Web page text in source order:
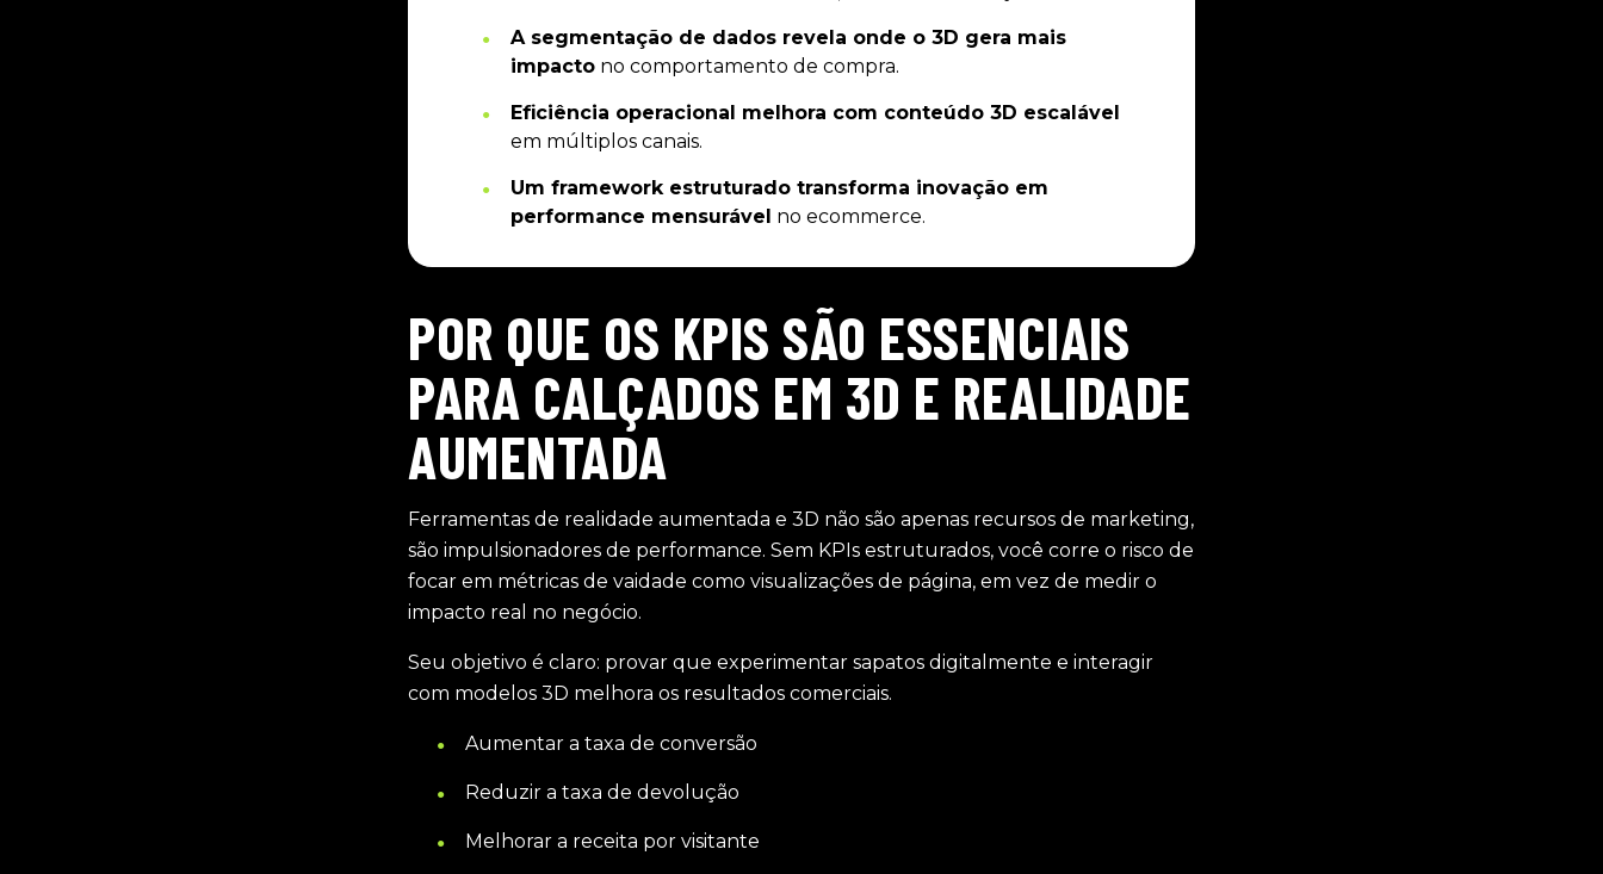
A segmentação de dados revela onde o 3D gera mais
impactono comportamento de compra.
Eficiência operacional melhora com conteúdo 3D escalável
em múltiplos canais.
Um framework estruturado transforma inovação em
performance mensurável no ecommerce.
POR QUE OS KPIS SÃO ESSENCIAIS
PARA CALÇADOS EM 3D E REALIDADE
AUMENTADA
Ferramentas de realidade aumentada e 3D não são apenas recursos de marketing,
são impulsionadores de performance. Sem KPIs estruturados, você corre o risco de
focar em métricas de vaidade como visualizações de página, em vez de medir o
impacto real no negócio.
Seu objetivo é claro: provar que experimentar sapatos digitalmente e interagir
com modelos 3D melhora os resultados comerciais.
Aumentar a taxa de conversão
Reduzir a taxa de devolução
Melhorar a receita por visitante